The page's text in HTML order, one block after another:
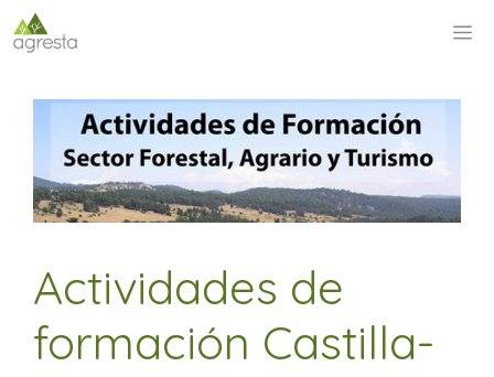
Saltar
al
Actividades de
formación Castilla-